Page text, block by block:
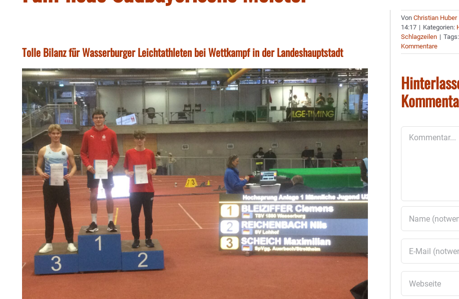
Tolle Bilanz für Wasserburger Leichtathleten bei Wettkampf in der Landeshauptstadt
VonChristian Huber
14:17 | Kategorien:
Schlagzeilen | Tags:
Kommentare